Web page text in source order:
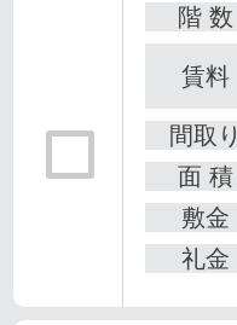
階 数
賃料
間取り
面 積
敷金
礼金